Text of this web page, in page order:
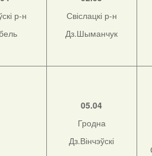
р-н
Свіслацкі р-н
Дз.Шыманчук
05.04
Гродна
Дз.Вінчэўскі